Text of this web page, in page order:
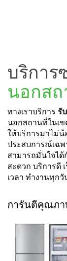
บริการ
นอกส
ทางเราบริการ รั
นอกสถานที่ในเ
ให้บริการมาไม่น้
ประสบการณ์เฉพ
สามารถมั่นใจได้
สะดวก บริการดี
เวลา ทำงานทุก
การันตีคุณภา